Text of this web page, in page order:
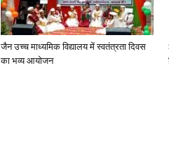
जैन उच्च माध्यमिक विद्यालय में स्वतंत्रता दिवस
का भव्य आयोजन